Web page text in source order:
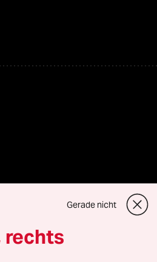
Gerade nicht
rechts